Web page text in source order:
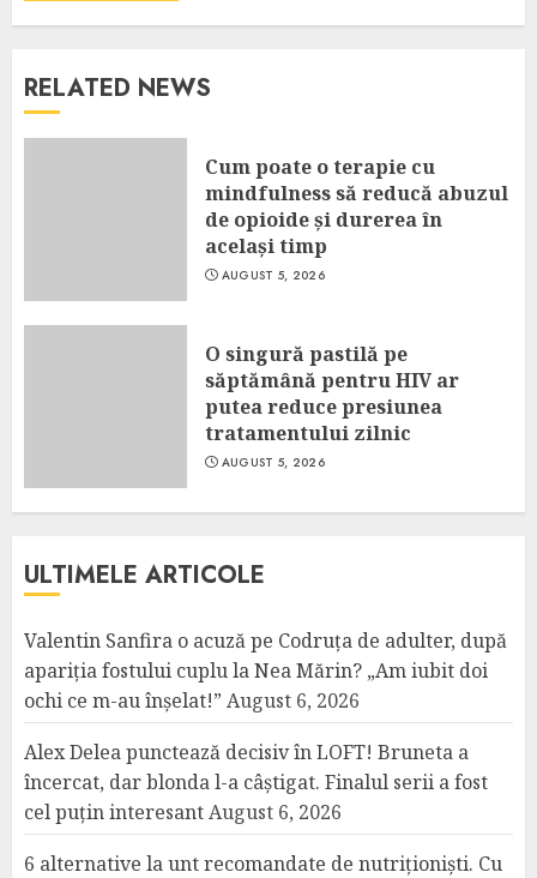
RELATED NEWS
Cum poate o terapie cu
mindfulness să reducă abuzul
de opioide și durerea în
același timp
AUGUST 5, 2026
O singură pastilă pe
săptămână pentru HIV ar
putea reduce presiunea
tratamentului zilnic
AUGUST 5, 2026
ULTIMELE ARTICOLE
Valentin Sanfira o acuză pe Codruța de adulter, după
apariția fostului cuplu la Nea Mărin? „Am iubit doi
ochi ce m-au înșelat!” August 6, 2026
Alex Delea punctează decisiv în LOFT! Bruneta a
încercat, dar blonda l-a câștigat. Finalul serii a fost
cel puțin interesantAugust 6, 2026
6 alternative la unt recomandate de nutriționiști. Cu